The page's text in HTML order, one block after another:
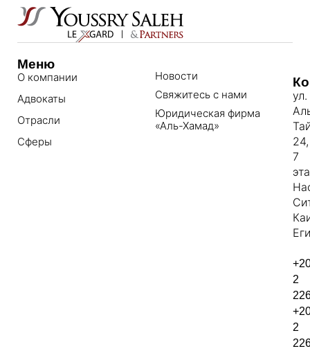
Меню
О компании
Адвокаты
Отрасли
Сферы
Новости
Свяжитесь с нами
Юридическая фирма
«Аль-Хамад»
ул.
24,
7
2
2